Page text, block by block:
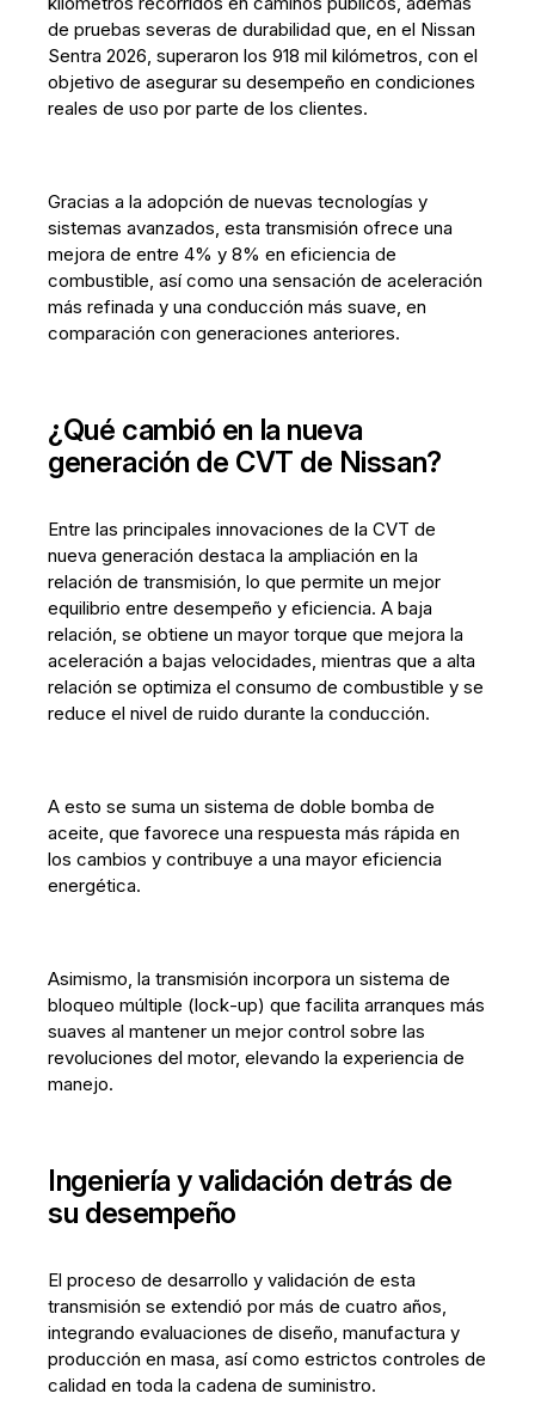
de pruebas severas de durabilidad que, en el Nissan
Sentra 2026, superaron los 918 mil kilómetros, con el
objetivo de asegurar su desempeño en condiciones
reales de uso por parte de los clientes.
Gracias a la adopción de nuevas tecnologías y
sistemas avanzados, esta transmisión ofrece una
mejora de entre 4% y 8% en eficiencia de
combustible, así como una sensación de aceleración
más refinada y una conducción más suave, en
comparación con generaciones anteriores.
¿Qué cambió en la nueva
generación de CVT de Nissan?
Entre las principales innovaciones de la CVT de
nueva generación destaca la ampliación en la
relación de transmisión, lo que permite un mejor
equilibrio entre desempeño y eficiencia. A baja
relación, se obtiene un mayor torque que mejora la
aceleración a bajas velocidades, mientras que a alta
relación se optimiza el consumo de combustible y se
reduce el nivel de ruido durante la conducción.
A esto se suma un sistema de doble bomba de
aceite, que favorece una respuesta más rápida en
los cambios y contribuye a una mayor eficiencia
energética.
Asimismo, la transmisión incorpora un sistema de
bloqueo múltiple (lock‑up) que facilita arranques más
suaves al mantener un mejor control sobre las
revoluciones del motor, elevando la experiencia de
manejo.
Ingeniería y validación detrás de
su desempeño
El proceso de desarrollo y validación de esta
transmisión se extendió por más de cuatro años,
integrando evaluaciones de diseño, manufactura y
producción en masa, así como estrictos controles de
calidad en toda la cadena de suministro.